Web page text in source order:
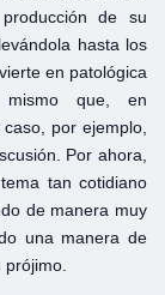
de su
hasta los
en patológica
que, en
por ejemplo,
Por ahora,
tan cotidiano
de manera muy
una manera de